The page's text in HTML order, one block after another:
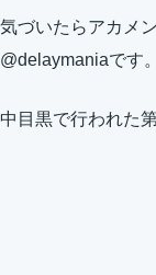
気づいたらアカメ
@delaymaniaです。
中目黒で行われた